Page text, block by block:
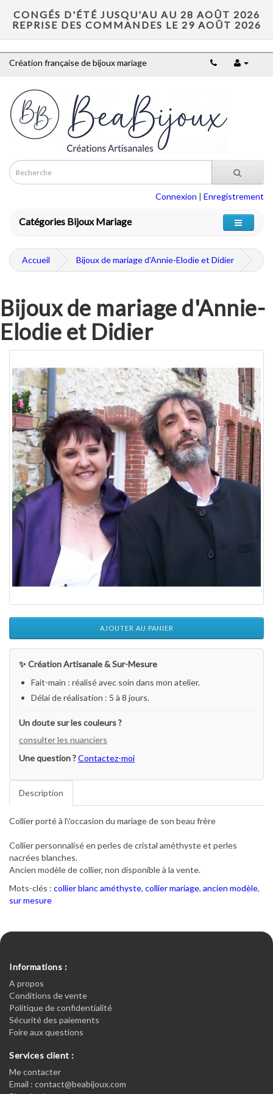
CONGÉS D'ÉTÉ JUSQU'AU AU 28 AOÛT 2026
REPRISE DES COMMANDES LE 29 AOÛT 2026
Création française de bijoux mariage
Connexion | Enregistrement
Catégories Bijoux Mariage
Accueil Bijoux de mariage d'Annie-Elodie et Didier
Bijoux de mariage d'Annie-
Elodie et Didier
AJOUTER AU PANIER
✨ Création Artisanale & Sur-Mesure
Fait-main : réalisé avec soin dans mon atelier.
Délai de réalisation : 5 à 8 jours.
Un doute sur les couleurs ?
consulter les nuanciers
Une question ?Contactez-moi
Description
Collier porté à l\'occasion du mariage de son beau frère
Collier personnalisé en perles de cristal améthyste et perles
nacrées blanches.
Ancien modèle de collier, non disponible à la vente.
Mots-clés : collier blanc améthyste, collier mariage, ancien modèle,
sur mesure
Informations :
A propos
Conditions de vente
Politique de confidentialité
Sécurité des paiements
Foire aux questions
Services client :
Me contacter
Email : contact@beabijoux.com